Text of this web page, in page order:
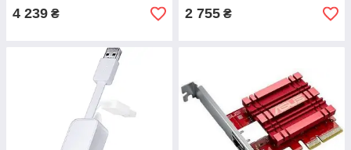
4 239 ₴ 2 755 ₴